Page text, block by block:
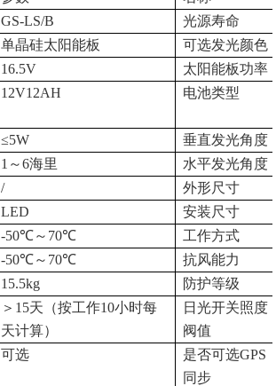
GS-LS/B
光源寿命
单晶硅太阳能板
可选发光颜色
16.5V
太阳能板功率
12V12AH 电池类型
≤5W
垂直发光角度
1 ～6海里
水平发光角度
/
外形尺寸
LED
安装尺寸
-50℃～ 70℃
工作方式
-50℃～70℃
抗风能力
15.5kg
防护等级
＞ 15天（按工作10小时每
天计算）
日光开关照度
阀值
可选 是否可选GPS
同步